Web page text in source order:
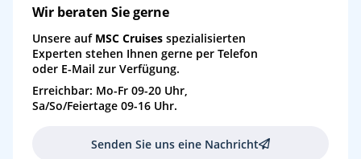
Wir beraten Sie gerne
Unsere auf MSC Cruises spezialisierten
Experten stehen Ihnen gerne per Telefon
oder E-Mail zur Verfügung.
Erreichbar: Mo-Fr 09-20 Uhr,
Sa/So/Feiertage 09-16 Uhr.
Senden Sie uns eine Nachricht